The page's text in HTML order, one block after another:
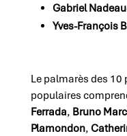
Gabriel
Yves-François
Le palmarès des
populaires
Ferrada, Bruno
Plamondon,